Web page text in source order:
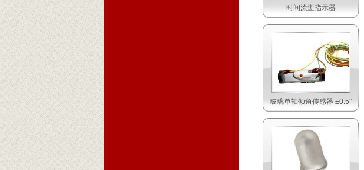
时间流逝指示器
玻璃单轴倾角传感器 ±0.5°